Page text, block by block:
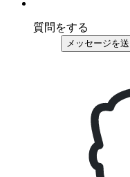
質問をする
メッセージを